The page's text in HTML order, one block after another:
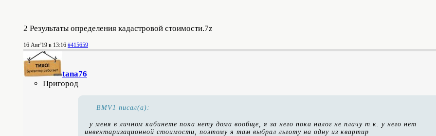
2 Результаты определения кадастровой стоимости.7z
16 Авг'19 в 13:16 #415659
tana76
Пригород
BMV1 писал(а):
у меня в личном кабинете пока нету дома вообще, я за него пока налог не плачу т.к. у него нет
инвентаризационной стоимости, поэтому я там выбрал льготу на одну из квартир